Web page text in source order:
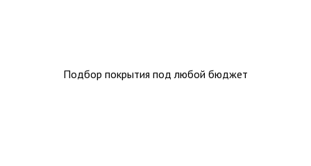
Подбор покрытия под любой бюджет